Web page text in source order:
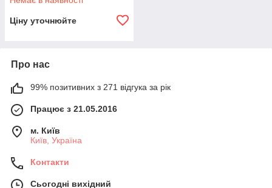
Ціну уточнюйте
Про нас
99% позитивних з 271 відгука за рік
Працює з 21.05.2016
м. Київ
Київ, Україна
Контакти
Сьогодні вихідний